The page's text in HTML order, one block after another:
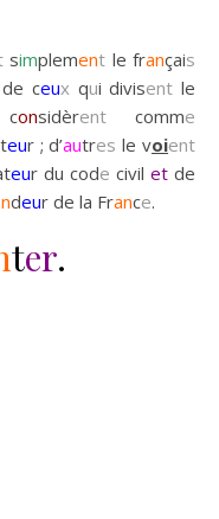
simplement le français
de ceux qui divisent le
onsidèrent comme
eur ; d’autres le voient
eur du code civil et de
deur de la France.
ter.